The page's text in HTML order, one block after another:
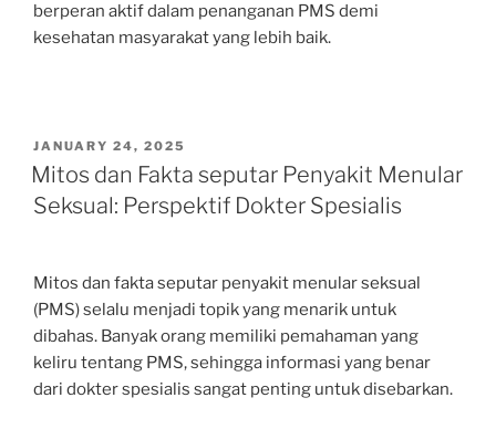
berperan aktif dalam penanganan PMS demi
kesehatan masyarakat yang lebih baik.
POSTED
ON
JANUARY 24, 2025
Mitos dan Fakta seputar Penyakit Menular
Seksual: Perspektif Dokter Spesialis
Mitos dan fakta seputar penyakit menular seksual
(PMS) selalu menjadi topik yang menarik untuk
dibahas. Banyak orang memiliki pemahaman yang
keliru tentang PMS, sehingga informasi yang benar
dari dokter spesialis sangat penting untuk disebarkan.